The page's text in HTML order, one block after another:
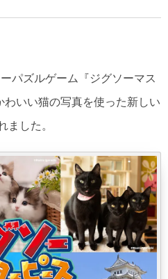
パズルゲーム『ジグソーマス
いい猫の写真を使った新しい
ました。